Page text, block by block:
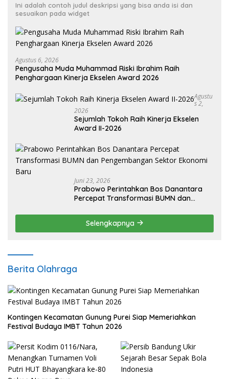
Ini adalah contoh judul deskripsi yang bisa anda isi dan
sesuaikan pada widget
Agustus 6, 2026
Pengusaha Muda Muhammad Riski Ibrahim Raih
Penghargaan Kinerja Ekselen Award 2026
Agustu
S 2,
2026
Sejumlah Tokoh Raih Kinerja Ekselen
Award II-2026
Juni 23, 2026
Prabowo Perintahkan Bos Danantara
Percepat Transformasi BUMN dan
Selengkapnya
Berita Olahraga
Kontingen Kecamatan Gunung Purei Siap Memeriahkan
Festival Budaya IMBT Tahun 2026